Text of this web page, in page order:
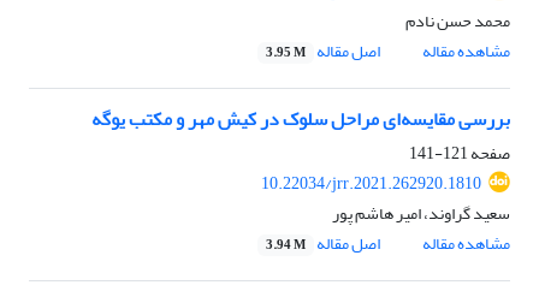
محمد حسن نادم
مشاهده مقاله
اصل مقاله 3.95 M
بررسی مقایسه‌ای مراحل سلوک در کیش مهر و مکتب یوگه
صفحه121-141
10.22034/jrr.2021.262920.1810
سعید گراوند، امیر هاشم پور
مشاهده مقاله
اصل مقاله 3.94 M